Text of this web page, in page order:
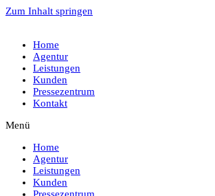
Zum Inhalt springen
Home
Agentur
Leistungen
Kunden
Pressezentrum
Kontakt
Menü
Home
Agentur
Leistungen
Kunden